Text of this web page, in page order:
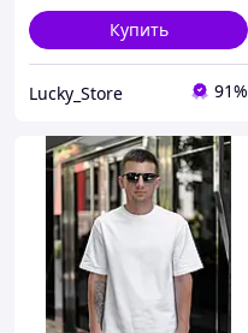
Купить
Lucky_Store 91%